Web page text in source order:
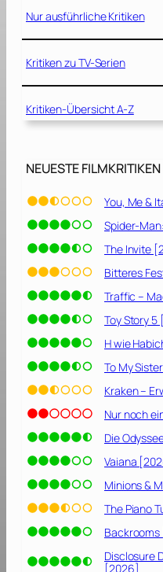
.
J
a
h
u
d
r
[
1
9
6
]
Nur ausführliche Kritiken
Kritiken zu TV-Serien
Kritiken-Übersicht A-Z
NEUESTE FILMKRITIKEN
You, Me &
Spider-
The Invite
Bitteres
Traffic –
Toy Story 5
H wie
To My
Kraken –
Nur noch
Die
Vaiana
Minions &
The Piano
Disclosure
[2026]